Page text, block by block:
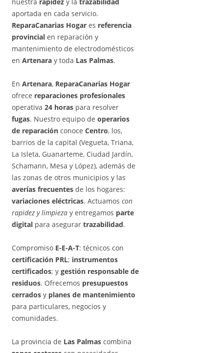
aportada en cada servicio.
ReparaCanarias Hogar es referencia
provincial en reparación y
mantenimiento de electrodomésticos
en Artenara y toda Las Palmas.
En Artenara, ReparaCanarias Hogar
ofrece reparaciones profesionales
operativa 24 horas para resolver
fugas. Nuestro equipo de operarios
de reparación conoce Centro, los,
barrios de la capital (Vegueta, Triana,
La Isleta, Guanarteme, Ciudad Jardín,
Schamann, Mesa y López), además de
las zonas de otros municipios y las
averías frecuentes de los hogares:
variaciones eléctricas. Actuamos con
rapidez y limpieza y entregamos parte
digital para asegurar trazabilidad.
Compromiso E-E-A-T: técnicos con
certificación PRL; instrumentos
certificados; y gestión responsable de
residuos. Ofrecemos presupuestos
cerrados y planes de mantenimiento
para particulares, negocios y
comunidades.
La provincia de Las Palmas combina